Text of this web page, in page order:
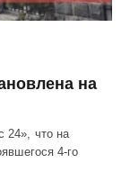
на
24», что на
4-го